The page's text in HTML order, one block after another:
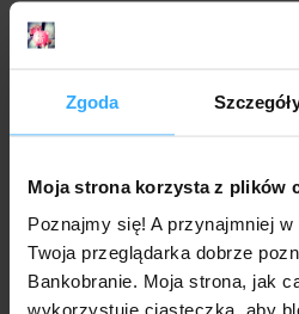
Zgoda
Moja strona korzysta z plików
Poznajmy się! A przynajmniej
Twoja przeglądarka dobrze
Bankobranie. Moja strona, jak
wykorzystuje ciasteczka, aby
Wyniki finansowe Idea Banku
bezpieczeństwo, więc to
się coraz większe zamieszanie.